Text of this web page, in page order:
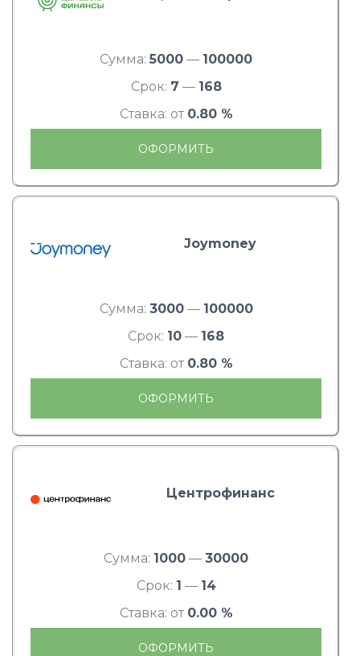
Сумма: 5000 — 100000
Срок: 7 — 168
Ставка: от 0.80 %
ОФОРМИТЬ
Joymoney
Сумма: 3000— 100000
Срок: 10 — 168
Ставка: от 0.80 %
ОФОРМИТЬ
Центрофинанс
Сумма: 1000 — 30000
Срок: 1 — 14
Ставка: от 0.00 %
ОФОРМИТЬ